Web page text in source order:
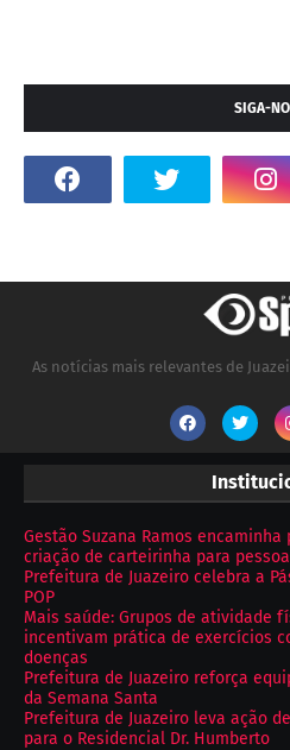
SIGA-
As notícias mais relevantes de
Gestão Suzana Ramos
criação de carteirinha para
Prefeitura de Juazeiro celebra a
POP
Mais saúde: Grupos de atividade
incentivam prática de exercícios
doenças
Prefeitura de Juazeiro reforça
da Semana Santa
Prefeitura de Juazeiro leva ação
para o Residencial Dr. Humberto